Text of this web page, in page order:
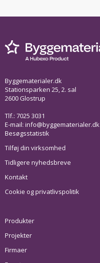
Byggematerialer.dk
Stationsparken 25, 2. sal
2600 Glostrup
Tlf.: 7025 3031
E-mail: info@byggematerialer.dk
Besøgsstatistik
Tilføj din virksomhed
Tidligere nyhedsbreve
Kontakt
Cookie og privatlivspolitik
Produkter
Projekter
Firmaer